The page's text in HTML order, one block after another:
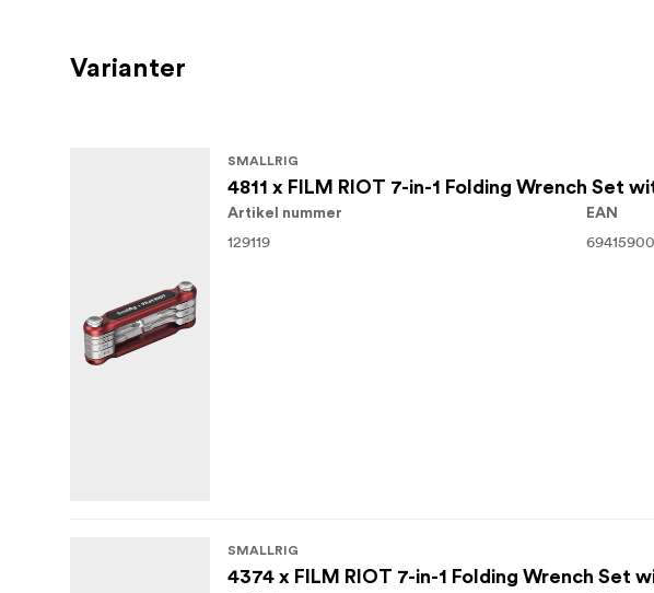
Varianter
SMALLRIG
4811 x FILM RIOT 7-in-1 Folding Wrench Set
Artikel nummer
129119
EAN
SMALLRIG
4374 x FILM RIOT 7-in-1 Folding Wrench Set